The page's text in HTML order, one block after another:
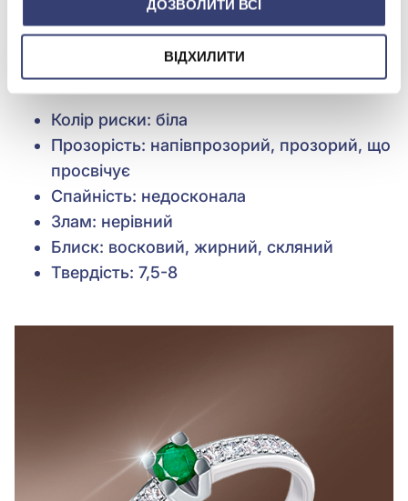
ДОЗВОЛИТИ ВСІ
ВІДХИЛИТИ
Колір риски: біла
Прозорість: напівпрозорий, прозорий, що
просвічує
Спайність: недосконала
Злам: нерівний
Блиск: восковий, жирний, скляний
Твердість: 7,5-8